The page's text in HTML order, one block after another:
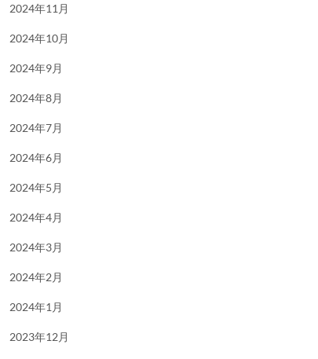
2024年11月
2024年10月
2024年9月
2024年8月
2024年7月
2024年6月
2024年5月
2024年4月
2024年3月
2024年2月
2024年1月
2023年12月